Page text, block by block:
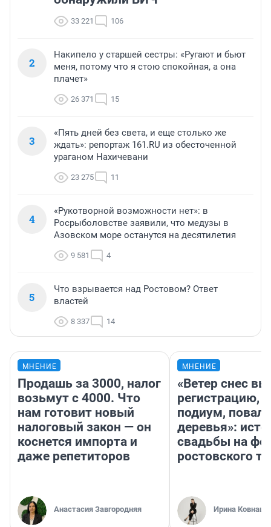
33 221 106
2
Накипело у старшей сестры: «Ругают и бьют
меня, потому что я стою спокойная, а она
плачет»
26 371 15
3
«Пять дней без света, и еще столько же
ждать»: репортаж 161.RU из обесточенной
ураганом Нахичевани
23 275 11
4
«Рукотворной возможности нет»: в
Росрыболовстве заявили, что медузы в
Азовском море останутся на десятилетия
9 581 4
5
Что взрывается над Ростовом? Ответ
властей
8 337 14
МНЕНИЕ
Продашь за 3000, налог
возьмут с 4000. Что
нам готовит новый
налоговый закон — он
коснется импорта и
даже репетиторов
Анастасия Завгородняя
МНЕНИЕ
«Ветер снес
регистрацию,
подиум,
деревья»:
свадьбы на
ростовского
Ирина